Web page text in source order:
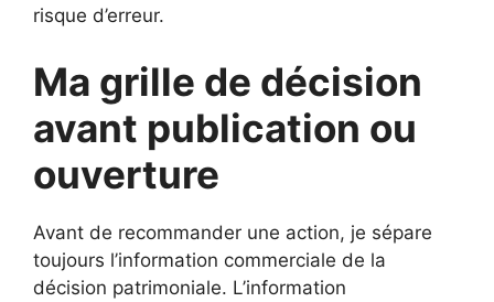
risque d’erreur.
Ma grille de décision
avant publication ou
ouverture
Avant de recommander une action, je sépare
toujours l’information commerciale de la
décision patrimoniale. L’information